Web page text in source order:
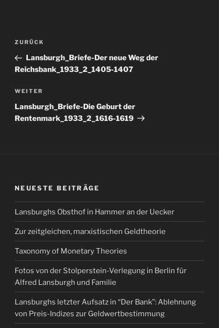
Beitragsnavigation
Vorheriger
Beitrag
ZURÜCK
Lansburgh_Briefe-Der neue Weg der
Reichsbank_1933_2_1405-1407
Nächster
Beitrag
WEITER
Lansburgh_Briefe-Die Geburt der
Rentenmark_1933_2_1616-1619
NEUESTE BEITRÄGE
Lansburghs Obsthof in Hammer an der Uecker
Zur zeitgleichen, marxistischen Geldtheorie
Taxonomy of Monetary Theories
Fotos von der Stolperstein-Verlegung in Berlin für
Alfred Lansburgh und Familie
Lansburghs letzter Aufsatz in “Der Bank”: Ablehnung
von Preis-Indizes zur Geldwertbestimmung